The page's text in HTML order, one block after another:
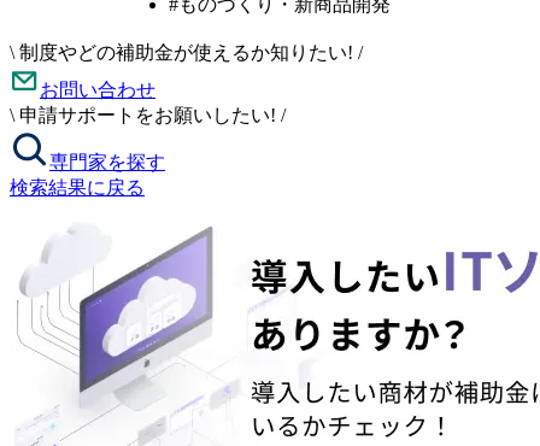
\ 制度やどの補助金が使えるか知りたい! /
お問い合わせ
\ 申請サポートをお願いしたい! /
専門家を探す
検索結果に戻る